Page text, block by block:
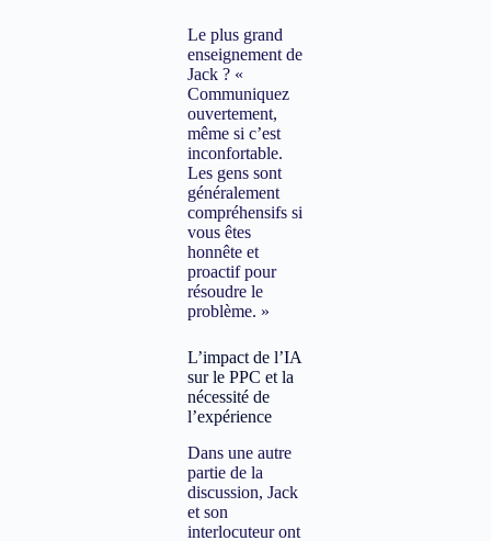
Le plus grand
enseignement de
Jack ? «
Communiquez
ouvertement,
même si c’est
inconfortable.
Les gens sont
généralement
compréhensifs si
vous êtes
honnête et
proactif pour
résoudre le
problème. »
L’impact de l’IA
sur le PPC et la
nécessité de
l’expérience
Dans une autre
partie de la
discussion, Jack
et son
interlocuteur ont